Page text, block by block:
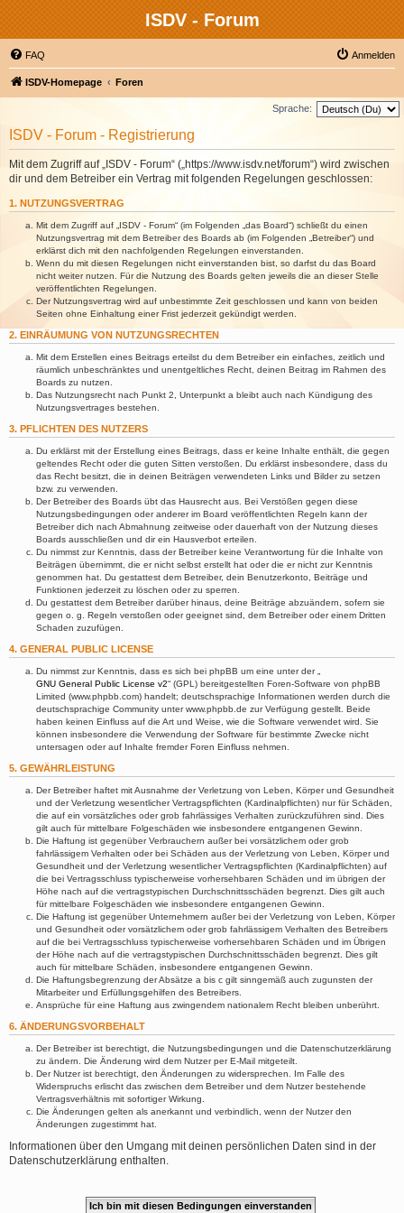
ISDV - Forum
FAQ Anmelden
ISDV-Homepage Foren
Sprache:
ISDV - Forum - Registrierung
Mit dem Zugriff auf „ISDV - Forum“ („https://www.isdv.net/forum“) wird zwischen
dir und dem Betreiber ein Vertrag mit folgenden Regelungen geschlossen:
1. NUTZUNGSVERTRAG
Mit dem Zugriff auf „ISDV - Forum“ (im Folgenden „das Board“) schließt du einen
Nutzungsvertrag mit dem Betreiber des Boards ab (im Folgenden „Betreiber“) und
erklärst dich mit den nachfolgenden Regelungen einverstanden.
Wenn du mit diesen Regelungen nicht einverstanden bist, so darfst du das Board
nicht weiter nutzen. Für die Nutzung des Boards gelten jeweils die an dieser Stelle
veröffentlichten Regelungen.
Der Nutzungsvertrag wird auf unbestimmte Zeit geschlossen und kann von beiden
Seiten ohne Einhaltung einer Frist jederzeit gekündigt werden.
2. EINRÄUMUNG VON NUTZUNGSRECHTEN
Mit dem Erstellen eines Beitrags erteilst du dem Betreiber ein einfaches, zeitlich und
räumlich unbeschränktes und unentgeltliches Recht, deinen Beitrag im Rahmen des
Boards zu nutzen.
Das Nutzungsrecht nach Punkt 2, Unterpunkt a bleibt auch nach Kündigung des
Nutzungsvertrages bestehen.
3. PFLICHTEN DES NUTZERS
Du erklärst mit der Erstellung eines Beitrags, dass er keine Inhalte enthält, die gegen
geltendes Recht oder die guten Sitten verstoßen. Du erklärst insbesondere, dass du
das Recht besitzt, die in deinen Beiträgen verwendeten Links und Bilder zu setzen
bzw. zu verwenden.
Der Betreiber des Boards übt das Hausrecht aus. Bei Verstößen gegen diese
Nutzungsbedingungen oder anderer im Board veröffentlichten Regeln kann der
Betreiber dich nach Abmahnung zeitweise oder dauerhaft von der Nutzung dieses
Boards ausschließen und dir ein Hausverbot erteilen.
Du nimmst zur Kenntnis, dass der Betreiber keine Verantwortung für die Inhalte von
Beiträgen übernimmt, die er nicht selbst erstellt hat oder die er nicht zur Kenntnis
genommen hat. Du gestattest dem Betreiber, dein Benutzerkonto, Beiträge und
Funktionen jederzeit zu löschen oder zu sperren.
Du gestattest dem Betreiber darüber hinaus, deine Beiträge abzuändern, sofern sie
gegen o. g. Regeln verstoßen oder geeignet sind, dem Betreiber oder einem Dritten
Schaden zuzufügen.
4. GENERAL PUBLIC LICENSE
Du nimmst zur Kenntnis, dass es sich bei phpBB um eine unter der „
GNU General Public License v2“ (GPL) bereitgestellten Foren-Software von phpBB
Limited (www.phpbb.com) handelt; deutschsprachige Informationen werden durch die
deutschsprachige Community unter www.phpbb.de zur Verfügung gestellt. Beide
haben keinen Einfluss auf die Art und Weise, wie die Software verwendet wird. Sie
können insbesondere die Verwendung der Software für bestimmte Zwecke nicht
untersagen oder auf Inhalte fremder Foren Einfluss nehmen.
5. GEWÄHRLEISTUNG
Der Betreiber haftet mit Ausnahme der Verletzung von Leben, Körper und Gesundheit
und der Verletzung wesentlicher Vertragspflichten (Kardinalpflichten) nur für Schäden,
die auf ein vorsätzliches oder grob fahrlässiges Verhalten zurückzuführen sind. Dies
gilt auch für mittelbare Folgeschäden wie insbesondere entgangenen Gewinn.
Die Haftung ist gegenüber Verbrauchern außer bei vorsätzlichem oder grob
fahrlässigem Verhalten oder bei Schäden aus der Verletzung von Leben, Körper und
Gesundheit und der Verletzung wesentlicher Vertragspflichten (Kardinalpflichten) auf
die bei Vertragsschluss typischerweise vorhersehbaren Schäden und im übrigen der
Höhe nach auf die vertragstypischen Durchschnittsschäden begrenzt. Dies gilt auch
für mittelbare Folgeschäden wie insbesondere entgangenen Gewinn.
Die Haftung ist gegenüber Unternehmern außer bei der Verletzung von Leben, Körper
und Gesundheit oder vorsätzlichem oder grob fahrlässigem Verhalten des Betreibers
auf die bei Vertragsschluss typischerweise vorhersehbaren Schäden und im Übrigen
der Höhe nach auf die vertragstypischen Durchschnittsschäden begrenzt. Dies gilt
auch für mittelbare Schäden, insbesondere entgangenen Gewinn.
Die Haftungsbegrenzung der Absätze a bis c gilt sinngemäß auch zugunsten der
Mitarbeiter und Erfüllungsgehilfen des Betreibers.
Ansprüche für eine Haftung aus zwingendem nationalem Recht bleiben unberührt.
6. ÄNDERUNGSVORBEHALT
Der Betreiber ist berechtigt, die Nutzungsbedingungen und die Datenschutzerklärung
zu ändern. Die Änderung wird dem Nutzer per E-Mail mitgeteilt.
Der Nutzer ist berechtigt, den Änderungen zu widersprechen. Im Falle des
Widerspruchs erlischt das zwischen dem Betreiber und dem Nutzer bestehende
Vertragsverhältnis mit sofortiger Wirkung.
Die Änderungen gelten als anerkannt und verbindlich, wenn der Nutzer den
Änderungen zugestimmt hat.
Informationen über den Umgang mit deinen persönlichen Daten sind in der
Datenschutzerklärung enthalten.